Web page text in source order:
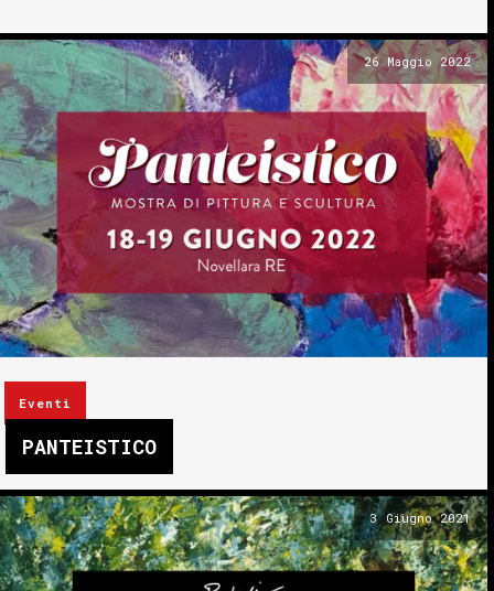
26 Maggio 2022
Eventi
PANTEISTICO
3 Giugno 2021